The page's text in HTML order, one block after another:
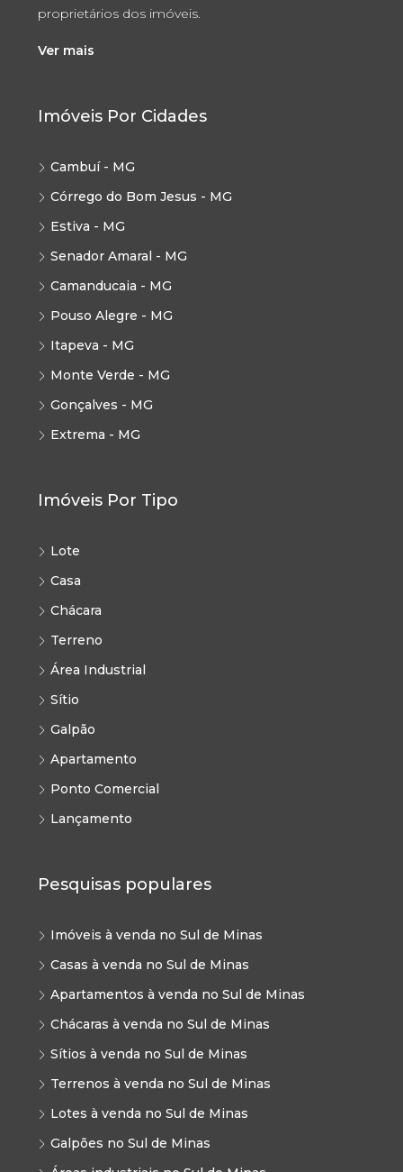
proprietários dos imóveis.
Ver mais
Imóveis Por Cidades
Cambuí - MG
Córrego do Bom Jesus - MG
Estiva - MG
Senador Amaral - MG
Camanducaia - MG
Pouso Alegre - MG
Itapeva - MG
Monte Verde - MG
Gonçalves - MG
Extrema - MG
Imóveis Por Tipo
Lote
Casa
Chácara
Terreno
Área Industrial
Sítio
Galpão
Apartamento
Ponto Comercial
Lançamento
Pesquisas populares
Imóveis à venda no Sul de Minas
Casas à venda no Sul de Minas
Apartamentos à venda no Sul de Minas
Chácaras à venda no Sul de Minas
Sítios à venda no Sul de Minas
Terrenos à venda no Sul de Minas
Lotes à venda no Sul de Minas
Galpões no Sul de Minas